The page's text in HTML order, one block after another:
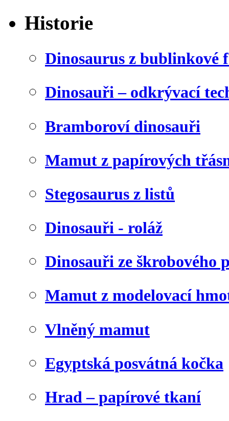
Historie
Dinosaurus z bublinkové
Dinosauři – odkrývací
Bramboroví dinosauři
Mamut z papírových
Stegosaurus z listů
Dinosauři - roláž
Dinosauři ze škrobového
Mamut z modelovací
Vlněný mamut
Egyptská posvátná kočka
Hrad – papírové tkaní